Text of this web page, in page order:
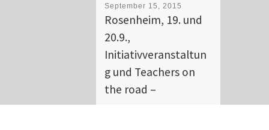
September 15, 2015
Rosenheim, 19. und
20.9.,
Initiativveranstaltun
g und Teachers on
the road –